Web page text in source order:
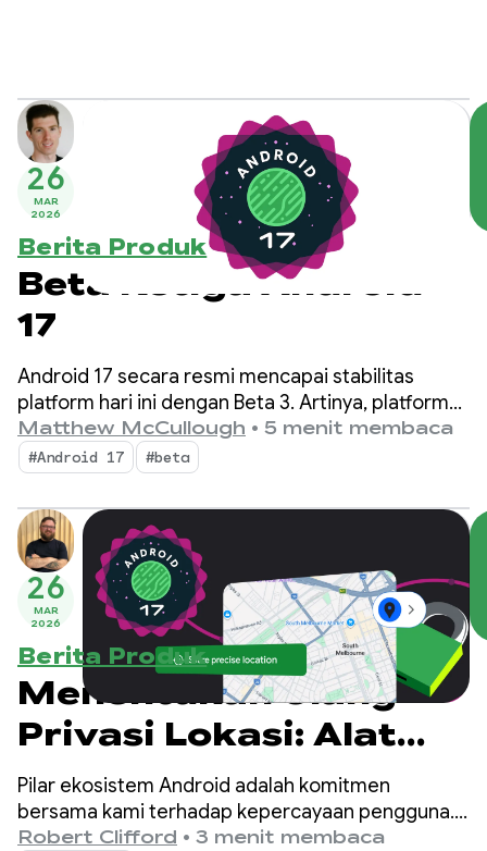
26
MAR
2026
Berita Produk
Beta Ketiga Android
17
Android 17 secara resmi mencapai stabilitas
platform hari ini dengan Beta 3. Artinya, platform
API dikunci; Anda dapat melakukan pengujian
kompatibilitas akhir dan mengirimkan aplikasi
yang menargetkan Android 17 ke Google Play
Store.
Matthew McCullough • 5 menit membaca
#Android 17 #beta
26
MAR
2026
Berita Produk
Menentukan Ulang
Privasi Lokasi: Alat
dan Peningkatan Baru
untuk Android 17
Pilar ekosistem Android adalah komitmen
bersama kami terhadap kepercayaan pengguna.
Seiring dengan perkembangan lanskap seluler,
Robert Clifford • 3 menit membaca